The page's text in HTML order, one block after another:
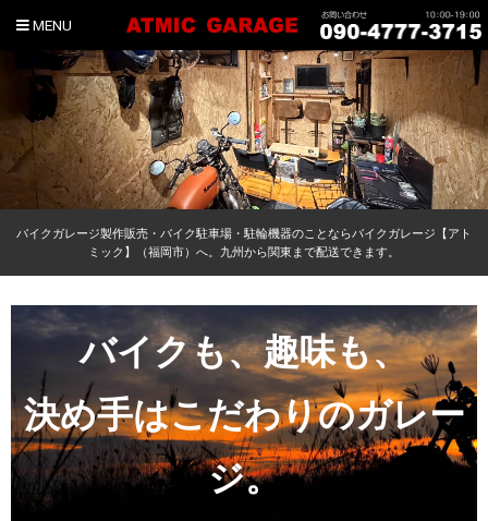
MENU
バイクガレージ製作販売・バイク駐車場・駐輪機器のことならバイクガレージ【アト
ミック】（福岡市）へ。九州から関東まで配送できます。
バイクも、趣味も、
決め手はこだわりのガレー
ジ。